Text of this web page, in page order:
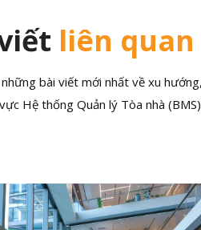
liên quan
bài viết mới nhất về xu
Hệ thống Quản lý Tòa nhà